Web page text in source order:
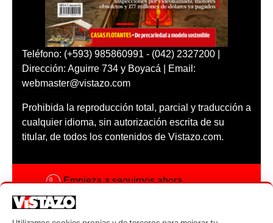
Teléfono: (+593) 985860991 - (042) 2327200 |
Dirección: Aguirre 734 y Boyacá | Email:
webmaster@vistazo.com
Prohibida la reproducción total, parcial y traducción a
cualquier idioma, sin autorización escrita de su
titular, de todos los contenidos de Vistazo.com.
Empieza a seguirnos ahora